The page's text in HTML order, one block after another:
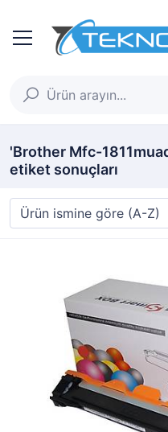
'Brother Mfc-
etiket sonuçları